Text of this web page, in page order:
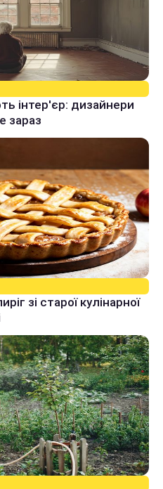
інтер'єр: дизайнери
зараз
зі старої кулінарної